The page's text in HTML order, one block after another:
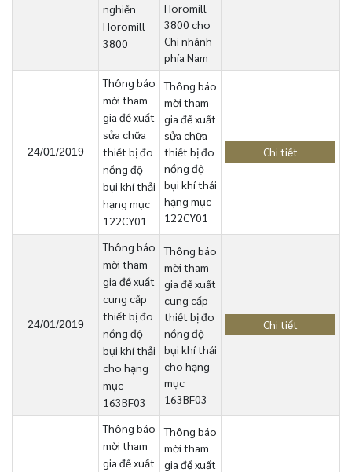
nghiền
Horomill
3800
Horomill
3800 cho
Chi nhánh
phía Nam
24/01/2019
Thông báo
mời tham
gia đề xuất
sửa chữa
thiết bị đo
nồng độ
bụi khí thải
hạng mục
122CY01
Thông báo
mời tham
gia đề xuất
sửa chữa
thiết bị đo
nồng độ
bụi khí thải
hạng mục
122CY01
Chi tiết
24/01/2019
Thông báo
mời tham
gia đề xuất
cung cấp
thiết bị đo
nồng độ
bụi khí thải
cho hạng
mục
163BF03
Thông báo
mời tham
gia đề xuất
cung cấp
thiết bị đo
nồng độ
bụi khí thải
cho hạng
mục
163BF03
Chi tiết
Thông báo
mời tham
gia đề xuất
Thông báo
mời tham
gia đề xuất